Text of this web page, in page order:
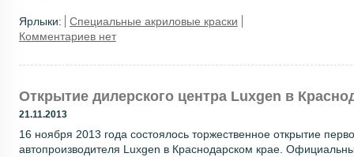
Ярлыки:
Специальные акриловые краски
Комментариев нет
Открытие дилерского центра Luxgen в
21.11.2013
16 ноября 2013 года состоялось торжественное открытие
автопроизводителя Luxgen в Краснодарском крае.